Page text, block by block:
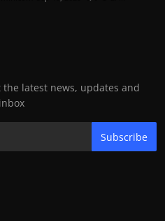
latest news, updates and
Subscribe